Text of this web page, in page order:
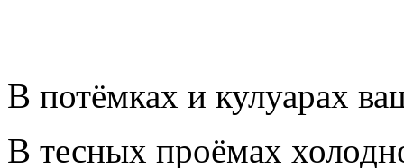
В потёмках и кулуарах
В тесных проёмах